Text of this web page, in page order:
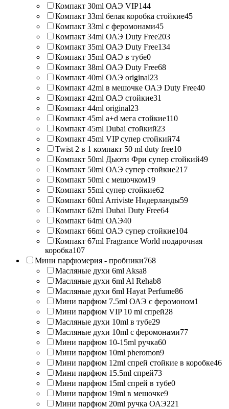
Компакт 30ml ОАЭ VIP144
Компакт 33ml белая коробка стойкие45
Компакт 33ml с феромонами45
Компакт 34ml ОАЭ Duty Free203
Компакт 35ml ОАЭ Duty Free134
Компакт 35ml ОАЭ в тубе0
Компакт 38ml ОАЭ Duty Free68
Компакт 40ml ОАЭ original23
Компакт 42ml в мешочке ОАЭ Duty Free40
Компакт 42ml ОАЭ стойкие31
Компакт 44ml original23
Компакт 45ml a+d мега стойкие110
Компакт 45ml Dubai стойкий23
Компакт 45ml VIP супер стойкий74
Twist 2 в 1 компакт 50 ml duty free10
Компакт 50ml Дьюти Фри супер стойкий49
Компакт 50ml ОАЭ супер стойкие217
Компакт 50ml с мешочком19
Компакт 55ml супер стойкие62
Компакт 60ml Arriviste Нидерланды59
Компакт 62ml Dubai Duty Free64
Компакт 64ml ОАЭ40
Компакт 66ml ОАЭ супер стойкие104
Компакт 67ml Fragrance World подарочная
коробка107
Мини парфюмерия - пробники768
Масляные духи 6ml Aksa8
Масляные духи 6ml Al Rehab8
Масляные духи 6ml Hayat Perfume86
Мини парфюм 7.5ml ОАЭ с феромоном1
Мини парфюм VIP 10 ml спрей28
Масляные духи 10ml в тубе29
Масляные духи 10ml с феромонами77
Мини парфюм 10-15ml ручка60
Мини парфюм 10ml pheromon9
Мини парфюм 12ml спрей стойкие в коробке46
Мини парфюм 15.5ml спрей73
Мини парфюм 15ml спрей в тубе0
Мини парфюм 19ml в мешочке9
Мини парфюм 20ml ручка ОАЭ221